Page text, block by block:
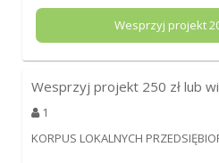
Wesprzyj projekt
Wesprzyj projekt 250 zł lub
1
KORPUS LOKALNYCH